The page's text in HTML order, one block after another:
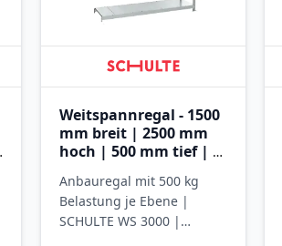
Weitspannregal - 1500
mm breit | 2500 mm
hoch | 500 mm tief | 4
Stahlpaneele
Anbauregal mit 500 kg
Belastung je Ebene |
SCHULTE WS 3000 |